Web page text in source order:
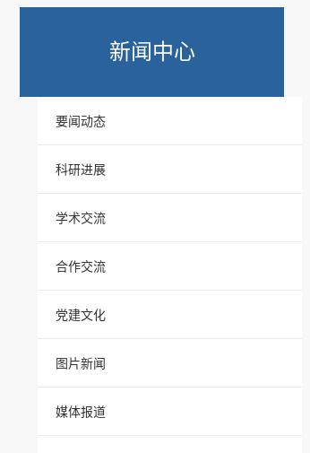
新闻中心
要闻动态
科研进展
学术交流
合作交流
党建文化
图片新闻
媒体报道